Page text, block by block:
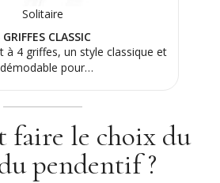
Solitaire
GRIFFES CLASSIC
à 4 griffes, un style classique et
pour…
faire le choix du
pendentif ?